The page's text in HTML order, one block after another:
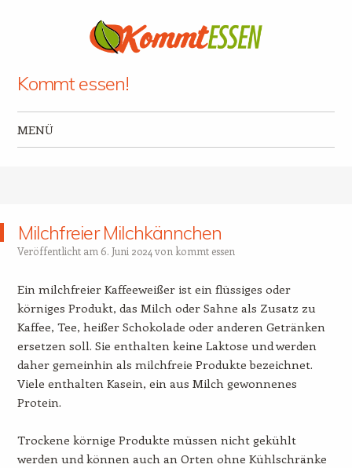
Kommt essen!
MENÜ
Milchfreier Milchkännchen
Veröffentlicht am 6. Juni 2024 von kommt essen
Ein milchfreier Kaffeeweißer ist ein flüssiges oder
körniges Produkt, das Milch oder Sahne als Zusatz zu
Kaffee, Tee, heißer Schokolade oder anderen Getränken
ersetzen soll. Sie enthalten keine Laktose und werden
daher gemeinhin als milchfreie Produkte bezeichnet.
Viele enthalten Kasein, ein aus Milch gewonnenes
Protein.
Trockene körnige Produkte müssen nicht gekühlt
werden und können auch an Orten ohne Kühlschränke